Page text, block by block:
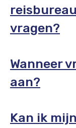
vragen?
Wanneer
aan?
Kan ik